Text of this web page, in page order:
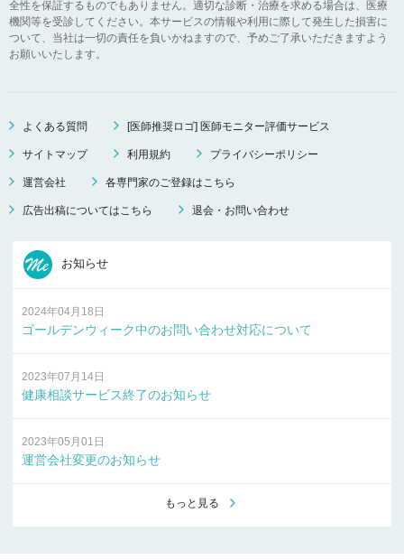
全性を保証するものでもありません。適切な診断・治療を求める場合は、医療
機関等を受診してください。本サービスの情報や利用に際して発生した損害に
ついて、当社は一切の責任を負いかねますので、予めご了承いただきますよう
お願いいたします。
よくある質問 [医師推奨ロゴ] 医師モニター評価サービス
サイトマップ 利用規約 プライバシーポリシー
運営会社 各専門家のご登録はこちら
広告出稿についてはこちら 退会・お問い合わせ
お知らせ
2024年04月18日
ゴールデンウィーク中のお問い合わせ対応について
2023年07月14日
健康相談サービス終了のお知らせ
2023年05月01日
運営会社変更のお知らせ
もっと見る